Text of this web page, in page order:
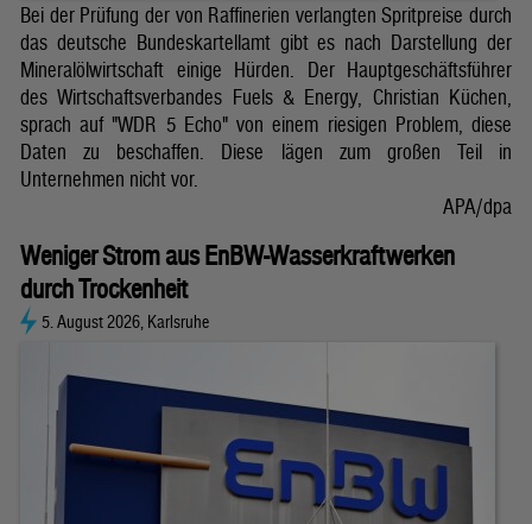
Bei der Prüfung der von Raffinerien verlangten Spritpreise durch
das deutsche Bundeskartellamt gibt es nach Darstellung der
Mineralölwirtschaft einige Hürden. Der Hauptgeschäftsführer
des Wirtschaftsverbandes Fuels & Energy, Christian Küchen,
sprach auf "WDR 5 Echo" von einem riesigen Problem, diese
Daten zu beschaffen. Diese lägen zum großen Teil in
Unternehmen nicht vor.
APA/dpa
Weniger Strom aus EnBW-Wasserkraftwerken
durch Trockenheit
5. August 2026, Karlsruhe